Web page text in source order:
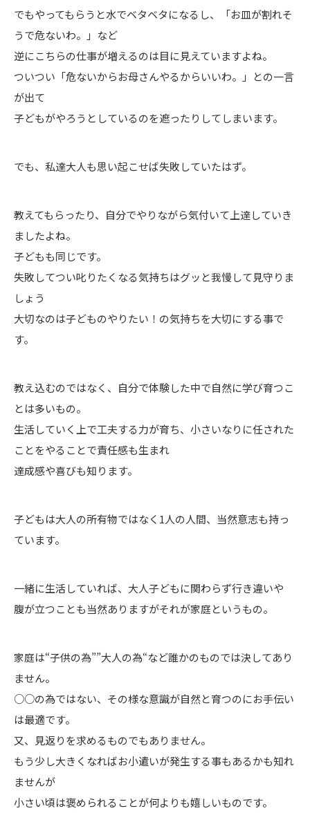
でもやってもらうと水でベタベタになるし、「お皿が割れそ
うで危ないわ。」など
逆にこちらの仕事が増えるのは目に見えていますよね。
ついつい「危ないからお母さんやるからいいわ。」との一言
が出て
子どもがやろうとしているのを遮ったりしてしまいます。
でも、私達大人も思い起こせば失敗していたはず。
教えてもらったり、自分でやりながら気付いて上達していき
ましたよね。
子どもも同じです。
失敗してつい叱りたくなる気持ちはグッと我慢して見守りま
しょう
大切なのは子どものやりたい！の気持ちを大切にする事で
す。
教え込むのではなく、自分で体験した中で自然に学び育つこ
とは多いもの。
生活していく上で工夫する力が育ち、小さいなりに任された
ことをやることで責任感も生まれ
達成感や喜びも知ります。
子どもは大人の所有物ではなく1人の人間、当然意志も持っ
ています。
一緒に生活していれば、大人子どもに関わらず行き違いや
腹が立つことも当然ありますがそれが家庭というもの。
家庭は“子供の為””大人の為“など誰かのものでは決してあり
ません。
○○の為ではない、その様な意識が自然と育つのにお手伝い
は最適です。
又、見返りを求めるものでもありません。
もう少し大きくなればお小遣いが発生する事もあるかも知れ
ませんが
小さい頃は褒められることが何よりも嬉しいものです。